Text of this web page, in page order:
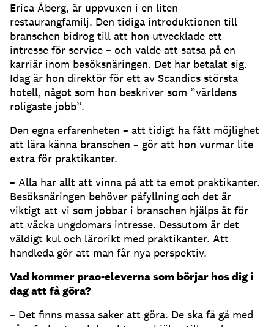
Erica Åberg, är uppvuxen i en liten
restaurangfamilj. Den tidiga introduktionen till
branschen bidrog till att hon utvecklade ett
intresse för service – och valde att satsa på en
karriär inom besöksnäringen. Det har betalat sig.
Idag är hon direktör för ett av Scandics största
hotell, något som hon beskriver som ”världens
roligaste jobb”.
Den egna erfarenheten – att tidigt ha fått möjlighet
att lära känna branschen – gör att hon vurmar lite
extra för praktikanter.
– Alla har allt att vinna på att ta emot praktikanter.
Besöksnäringen behöver påfyllning och det är
viktigt att vi som jobbar i branschen hjälps åt för
att väcka ungdomars intresse. Dessutom är det
väldigt kul och lärorikt med praktikanter. Att
handleda gör att man får nya perspektiv.
Vad kommer prao-eleverna som börjar hos dig i
dag att få göra?
– Det finns massa saker att göra. De ska få gå med